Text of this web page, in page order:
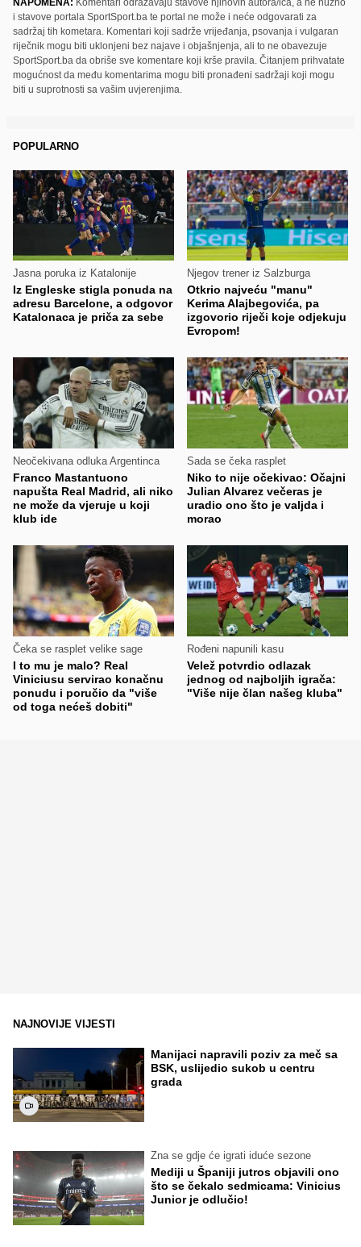
i stavove portala SportSport.ba te portal ne može i neće odgovarati za
sadržaj tih kometara. Komentari koji sadrže vrijeđanja, psovanja i vulgaran
riječnik mogu biti uklonjeni bez najave i objašnjenja, ali to ne obavezuje
SportSport.ba da obriše sve komentare koji krše pravila. Čitanjem prihvatate
mogućnost da među komentarima mogu biti pronađeni sadržaji koji mogu
biti u suprotnosti sa vašim uvjerenjima.
POPULARNO
Jasna poruka iz Katalonije
Iz Engleske stigla ponuda na
adresu Barcelone, a odgovor
Katalonaca je priča za sebe
Njegov trener iz Salzburga
Otkrio najveću "manu"
Kerima Alajbegovića, pa
izgovorio riječi koje odjekuju
Evropom!
Neočekivana odluka Argentinca
Franco Mastantuono
napušta Real Madrid, ali niko
ne može da vjeruje u koji
klub ide
Sada se čeka rasplet
Niko to nije očekivao: Očajni
Julian Alvarez večeras je
uradio ono što je valjda i
morao
Čeka se rasplet velike sage
I to mu je malo? Real
Viniciusu servirao konačnu
ponudu i poručio da "više
od toga nećeš dobiti"
Rođeni napunili kasu
Velež potvrdio odlazak
jednog od najboljih igrača:
"Više nije član našeg kluba"
NAJNOVIJE VIJESTI
Manijaci napravili poziv za meč sa
BSK, uslijedio sukob u centru
grada
Zna se gdje će igrati iduće sezone
Mediji u Španiji jutros objavili ono
što se čekalo sedmicama: Vinicius
Junior je odlučio!